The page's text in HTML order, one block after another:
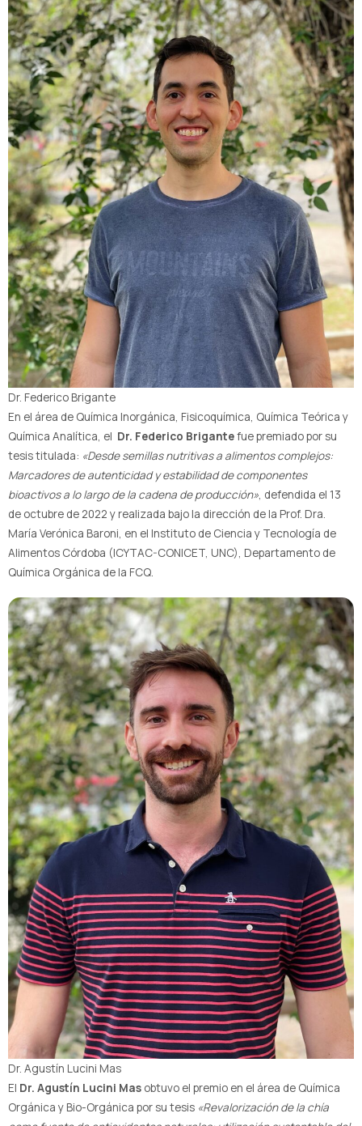
Dr. Federico Brigante
En el área de Química Inorgánica, Fisicoquímica, Química Teórica y
Química Analítica, el Dr. Federico Brigantefue premiado por su
tesis titulada: «Desde semillas nutritivas a alimentos complejos:
Marcadores de autenticidad y estabilidad de componentes
bioactivos a lo largo de la cadena de producción», defendida el 13
de octubre de 2022 y realizada bajo la dirección de la Prof. Dra.
María Verónica Baroni, en el Instituto de Ciencia y Tecnología de
Alimentos Córdoba (ICYTAC-CONICET, UNC), Departamento de
Química Orgánica de la FCQ.
Dr. Agustín Lucini Mas
El Dr. Agustín Lucini Mas obtuvo el premio en el área de Química
Orgánica y Bio-Orgánica por su tesis «Revalorización de la chía